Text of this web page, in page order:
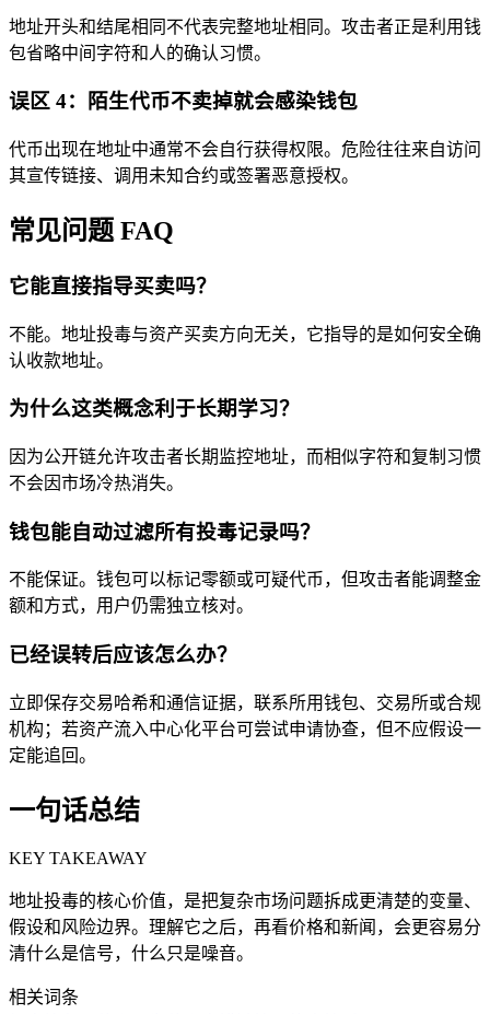
地址开头和结尾相同不代表完整地址相同。攻击者正是利用钱
包省略中间字符和人的确认习惯。
误区 4：陌生代币不卖掉就会感染钱包
代币出现在地址中通常不会自行获得权限。危险往往来自访问
其宣传链接、调用未知合约或签署恶意授权。
常见问题 FAQ
它能直接指导买卖吗？
不能。地址投毒与资产买卖方向无关，它指导的是如何安全确
认收款地址。
为什么这类概念利于长期学习？
因为公开链允许攻击者长期监控地址，而相似字符和复制习惯
不会因市场冷热消失。
钱包能自动过滤所有投毒记录吗？
不能保证。钱包可以标记零额或可疑代币，但攻击者能调整金
额和方式，用户仍需独立核对。
已经误转后应该怎么办？
立即保存交易哈希和通信证据，联系所用钱包、交易所或合规
机构；若资产流入中心化平台可尝试申请协查，但不应假设一
定能追回。
一句话总结
KEY TAKEAWAY
地址投毒的核心价值，是把复杂市场问题拆成更清楚的变量、
假设和风险边界。理解它之后，再看价格和新闻，会更容易分
清什么是信号，什么只是噪音。
相关词条